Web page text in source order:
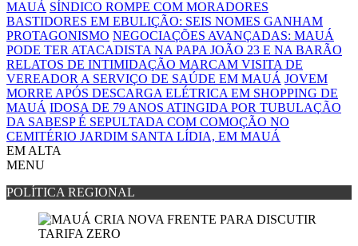
MAUÁ SÍNDICO ROMPE COM MORADORES
BASTIDORES EM EBULIÇÃO: SEIS NOMES GANHAM
PROTAGONISMO NEGOCIAÇÕES AVANÇADAS: MAUÁ
PODE TER ATACADISTA NA PAPA JOÃO 23 E NA BARÃO
RELATOS DE INTIMIDAÇÃO MARCAM VISITA DE
VEREADOR A SERVIÇO DE SAÚDE EM MAUÁ JOVEM
MORRE APÓS DESCARGA ELÉTRICA EM SHOPPING DE
MAUÁ IDOSA DE 79 ANOS ATINGIDA POR TUBULAÇÃO
DA SABESP É SEPULTADA COM COMOÇÃO NO
CEMITÉRIO JARDIM SANTA LÍDIA, EM MAUÁ
EM ALTA
MENU
POLÍTICA REGIONAL